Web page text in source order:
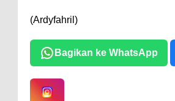
(Ardyfahril)
Bagikan ke WhatsApp